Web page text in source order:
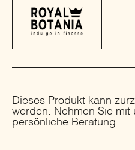
Dieses Produkt kann
werden. Nehmen Sie mit
persönliche Beratung.